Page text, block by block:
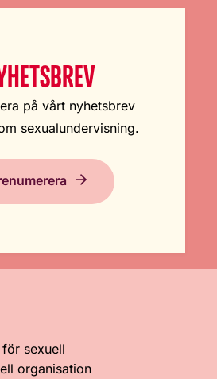
på vårt nyhetsbrev
sexualundervisning.
för sexuell
organisation